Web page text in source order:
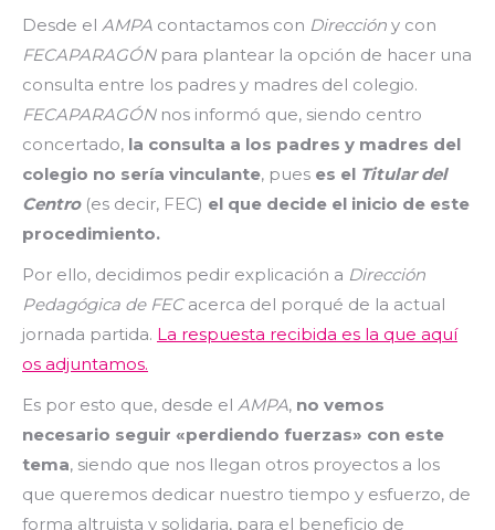
Desde el AMPA contactamos con Dirección y con
FECAPARAGÓNpara plantear la opción de hacer una
consulta entre los padres y madres del colegio.
FECAPARAGÓNnos informó que, siendo centro
concertado, la consulta a los padres y madres del
colegio no sería vinculante, pues es el Titular del
Centro(es decir, FEC) el que decide el inicio de este
procedimiento.
Por ello, decidimos pedir explicación a Dirección
Pedagógica de FECacerca del porqué de la actual
jornada partida. La respuesta recibida es la que aquí
os adjuntamos.
Es por esto que, desde el AMPA, no vemos
necesario seguir «perdiendo fuerzas» con este
tema, siendo que nos llegan otros proyectos a los
que queremos dedicar nuestro tiempo y esfuerzo, de
forma altruista y solidaria, para el beneficio de